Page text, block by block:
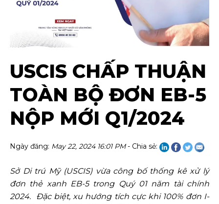
USCIS CHẤP THUẬN
TOÀN BỘ ĐƠN EB-5
NỘP MỚI Q1/2024
Ngày đăng: May 22, 2024 16:01 PM- Chia sẻ:
Sở Di trú Mỹ (USCIS) vừa công bố thống kê xử lý
đơn thẻ xanh EB-5 trong Quý 01 năm tài chính
2024. Đặc biệt, xu hướng tích cực khi 100% đơn I-